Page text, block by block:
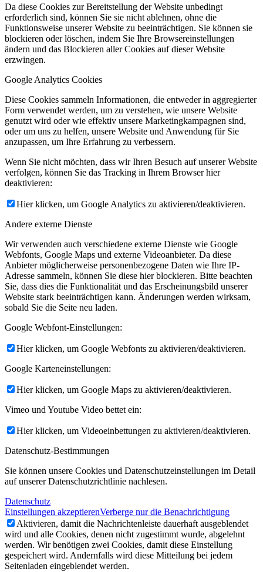
Da diese Cookies zur Bereitstellung der Website unbedingt
erforderlich sind, können Sie sie nicht ablehnen, ohne die
Funktionsweise unserer Website zu beeinträchtigen. Sie können sie
blockieren oder löschen, indem Sie Ihre Browsereinstellungen
ändern und das Blockieren aller Cookies auf dieser Website
erzwingen.
Google Analytics Cookies
Diese Cookies sammeln Informationen, die entweder in aggregierter
Form verwendet werden, um zu verstehen, wie unsere Website
genutzt wird oder wie effektiv unsere Marketingkampagnen sind,
oder um uns zu helfen, unsere Website und Anwendung für Sie
anzupassen, um Ihre Erfahrung zu verbessern.
Wenn Sie nicht möchten, dass wir Ihren Besuch auf unserer Website
verfolgen, können Sie das Tracking in Ihrem Browser hier
deaktivieren:
Hier klicken, um Google Analytics zu aktivieren/deaktivieren.
Andere externe Dienste
Wir verwenden auch verschiedene externe Dienste wie Google
Webfonts, Google Maps und externe Videoanbieter. Da diese
Anbieter möglicherweise personenbezogene Daten wie Ihre IP-
Adresse sammeln, können Sie diese hier blockieren. Bitte beachten
Sie, dass dies die Funktionalität und das Erscheinungsbild unserer
Website stark beeinträchtigen kann. Änderungen werden wirksam,
sobald Sie die Seite neu laden.
Google Webfont-Einstellungen:
Hier klicken, um Google Webfonts zu aktivieren/deaktivieren.
Google Karteneinstellungen:
Hier klicken, um Google Maps zu aktivieren/deaktivieren.
Vimeo und Youtube Video bettet ein:
Hier klicken, um Videoeinbettungen zu aktivieren/deaktivieren.
Datenschutz-Bestimmungen
Sie können unsere Cookies und Datenschutzeinstellungen im Detail
auf unserer Datenschutzrichtlinie nachlesen.
Datenschutz
Einstellungen akzeptierenVerberge nur die Benachrichtigung
Aktivieren, damit die Nachrichtenleiste dauerhaft ausgeblendet
wird und alle Cookies, denen nicht zugestimmt wurde, abgelehnt
werden. Wir benötigen zwei Cookies, damit diese Einstellung
gespeichert wird. Andernfalls wird diese Mitteilung bei jedem
Seitenladen eingeblendet werden.